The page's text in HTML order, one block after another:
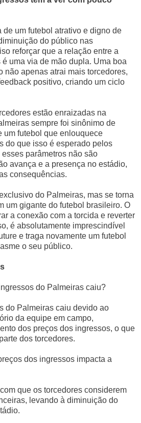
de um futebol atrativo e digno de
do público nas
reforçar que a relação entre a
uma via de mão dupla. Uma boa
não apenas atrai mais torcedores,
positivo, criando um ciclo
estão enraizadas na
sempre foi sinônimo de
um futebol que enlouquece
do que isso é esperado pelos
parâmetros não são
avança e a presença no estádio,
consequências.
do Palmeiras, mas se torna
um gigante do futebol brasileiro. O
a conexão com a torcida e reverter
é absolutamente imprescindível
e traga novamente um futebol
o seu público.
do Palmeiras caiu?
do Palmeiras caiu devido ao
da equipe em campo,
dos preços dos ingressos, o que
dos torcedores.
dos ingressos impacta a
que os torcedores considerem
levando à diminuição do